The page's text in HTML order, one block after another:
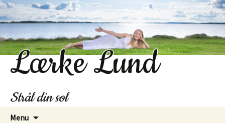
Lærke Lund
Strål din sol
Menu